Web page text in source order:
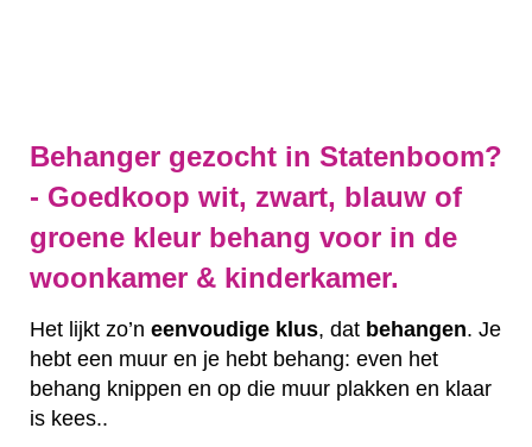
Behanger gezocht in Statenboom?
- Goedkoop wit, zwart, blauw of
groene kleur behang voor in de
woonkamer & kinderkamer.
Het lijkt zo’n eenvoudige klus, dat behangen. Je
hebt een muur en je hebt behang: even het
behang knippen en op die muur plakken en klaar
is kees..